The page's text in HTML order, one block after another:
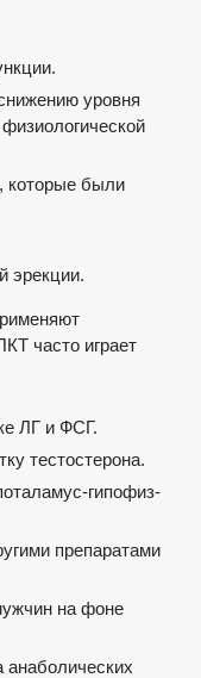
уровня
которые были
эрекции.
часто играет
ЛГ и ФСГ.
тестостерона.
гипофиз-
препаратами
на фоне
анаболических